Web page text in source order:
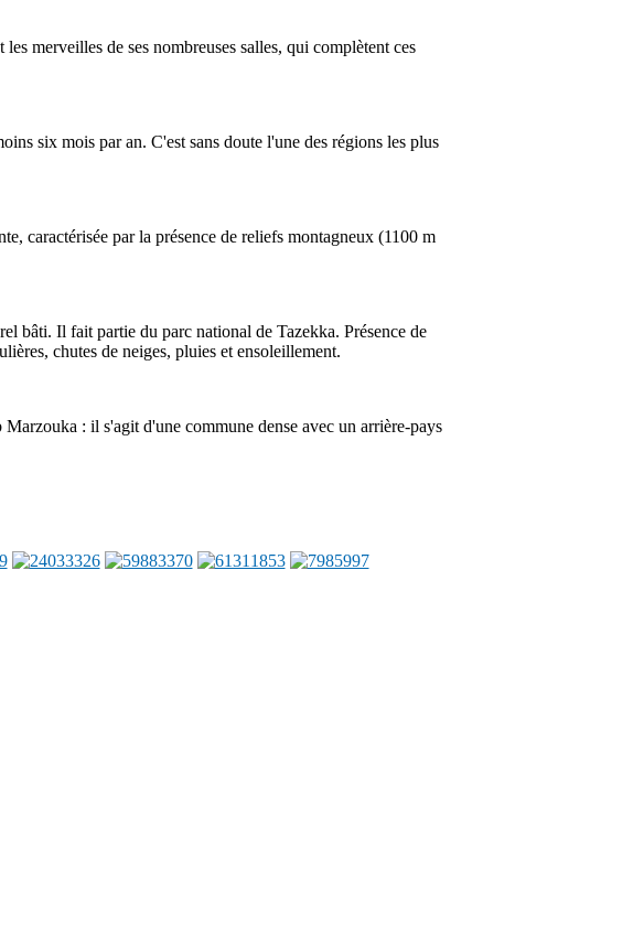
merveilles de ses nombreuses salles, qui complètent ces
six mois par an. C'est sans doute l'une des régions les plus
caractérisée par la présence de reliefs montagneux (1100 m
bâti. Il fait partie du parc national de Tazekka. Présence de
chutes de neiges, pluies et ensoleillement.
: il s'agit d'une commune dense avec un arrière-pays